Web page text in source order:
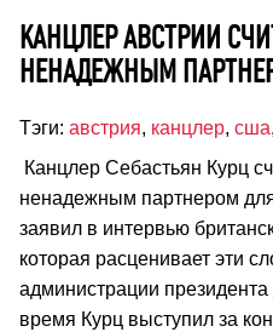
КАНЦЛЕР АВСТРИИ
НЕНАДЕЖНЫМ
Тэги: австрия, канцлер, сша,
Канцлер Себастьян Курц
ненадежным партнером
заявил в интервью
которая расценивает эти
администрации
время Курц выступил за